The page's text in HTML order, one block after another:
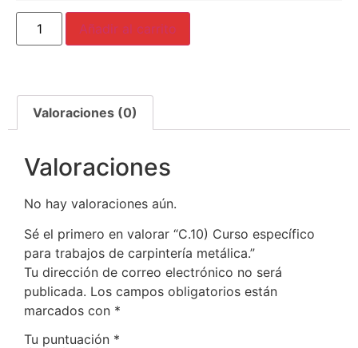
Añadir al carrito
Valoraciones (0)
Valoraciones
No hay valoraciones aún.
Sé el primero en valorar “C.10) Curso específico
para trabajos de carpintería metálica.”
Tu dirección de correo electrónico no será
publicada. Los campos obligatorios están
marcados con *
Tu puntuación *